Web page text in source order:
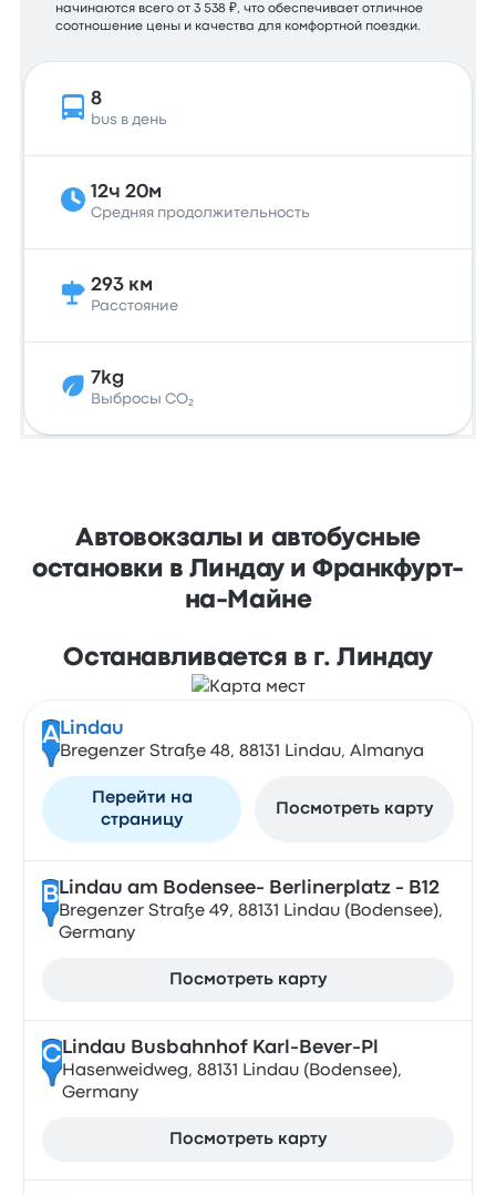
начинаются всего от 3 538 ₽, что обеспечивает отличное
соотношение цены и качества для комфортной поездки.
8
bus в день
12ч 20м
Средняя продолжительность
293 км
Расстояние
7kg
Выбросы CO₂
Автовокзалы и автобусные
остановки в Линдау и Франкфурт-
на-Майне
Останавливается в г. Линдау
A Lindau
Bregenzer Straße 48, 88131 Lindau, Almanya
Перейти на
страницу
Посмотреть карту
B Lindau am Bodensee- Berlinerplatz - B12
Bregenzer Straße 49, 88131 Lindau (Bodensee),
Germany
Посмотреть карту
CLindau Busbahnhof Karl-Bever-Pl
Hasenweidweg, 88131 Lindau (Bodensee),
Germany
Посмотреть карту